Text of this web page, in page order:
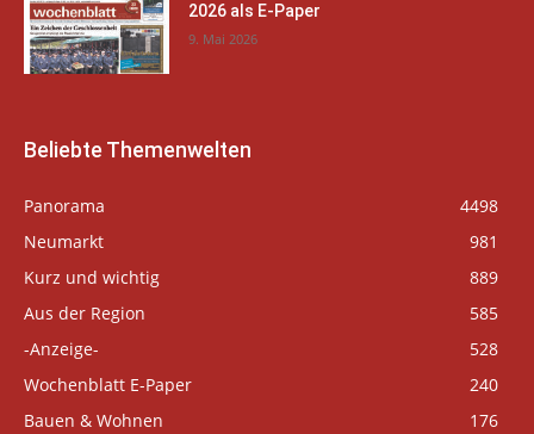
2026 als E-Paper
9. Mai 2026
Beliebte Themenwelten
Panorama
4498
Neumarkt
981
Kurz und wichtig
889
Aus der Region
585
-Anzeige-
528
Wochenblatt E-Paper
240
Bauen & Wohnen
176